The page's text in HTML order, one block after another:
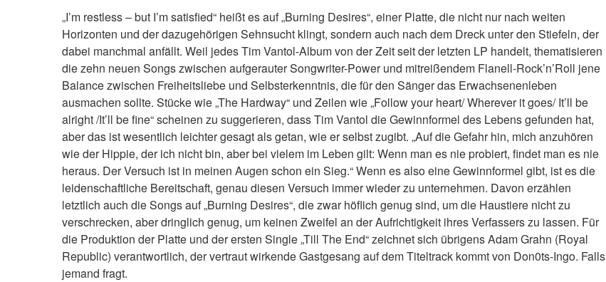
„I’m restless – but I’m satisfied“ heißt es auf „Burning Desires“, einer Platte, die nicht nur nach weiten
Horizonten und der dazugehörigen Sehnsucht klingt, sondern auch nach dem Dreck unter den Stiefeln, der
dabei manchmal anfällt. Weil jedes Tim Vantol-Album von der Zeit seit der letzten LP handelt, thematisieren
die zehn neuen Songs zwischen aufgerauter Songwriter-Power und mitreißendem Flanell-Rock’n’Roll jene
Balance zwischen Freiheitsliebe und Selbsterkenntnis, die für den Sänger das Erwachsenenleben
ausmachen sollte. Stücke wie „The Hardway“ und Zeilen wie „Follow your heart/ Wherever it goes/ It’ll be
alright /It’ll be fine“ scheinen zu suggerieren, dass Tim Vantol die Gewinnformel des Lebens gefunden hat,
aber das ist wesentlich leichter gesagt als getan, wie er selbst zugibt. „Auf die Gefahr hin, mich anzuhören
wie der Hippie, der ich nicht bin, aber bei vielem im Leben gilt: Wenn man es nie probiert, findet man es nie
heraus. Der Versuch ist in meinen Augen schon ein Sieg.“ Wenn es also eine Gewinnformel gibt, ist es die
leidenschaftliche Bereitschaft, genau diesen Versuch immer wieder zu unternehmen. Davon erzählen
letztlich auch die Songs auf „Burning Desires“, die zwar höflich genug sind, um die Haustiere nicht zu
verschrecken, aber dringlich genug, um keinen Zweifel an der Aufrichtigkeit ihres Verfassers zu lassen. Für
die Produktion der Platte und der ersten Single „Till The End“ zeichnet sich übrigens Adam Grahn (Royal
Republic) verantwortlich, der vertraut wirkende Gastgesang auf dem Titeltrack kommt von Don0ts-Ingo. Falls
jemand fragt.